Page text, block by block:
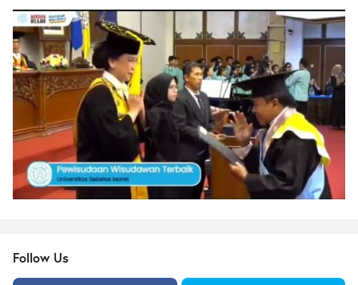
Follow Us